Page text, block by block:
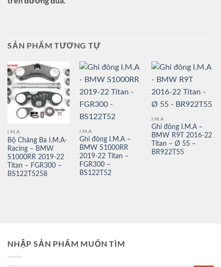
SẢN PHẨM TƯƠNG TỰ
I.M.A
Bộ Chảng Ba I.M.A-
Racing – BMW
S1000RR 2019-22
Titan – FGR300 –
BS122T5258
I.M.A
Ghi đông I.M.A –
BMW S1000RR
2019-22 Titan –
FGR300 –
BS122T52
I.M.A
Ghi đông I.M.A –
BMW R9T 2016-22
Titan – Ø 55 –
BR922T55
NHẬP SẢN PHẨM MUỐN TÌM